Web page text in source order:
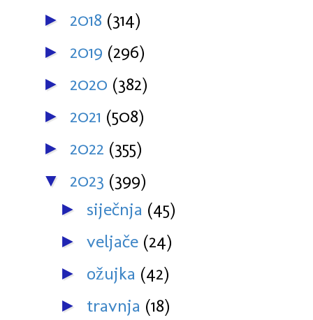
► 2018 (314)
► 2019 (296)
► 2020 (382)
► 2021 (508)
► 2022 (355)
▼ 2023 (399)
► siječnja (45)
► veljače (24)
► ožujka (42)
► travnja (18)